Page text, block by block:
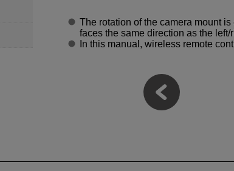
The rotation of the camera mount
faces the same direction as the
In this manual, wireless remote